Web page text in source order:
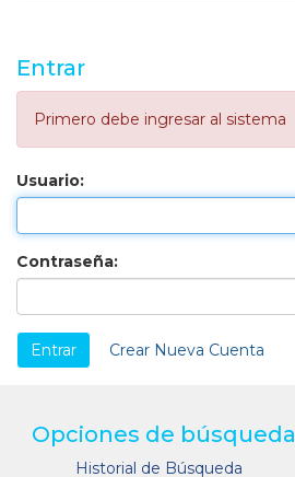
Entrar
Primero debe ingresar al sistema
Usuario:
Contraseña:
Crear Nueva Cuenta
Opciones de búsqueda
Historial de Búsqueda